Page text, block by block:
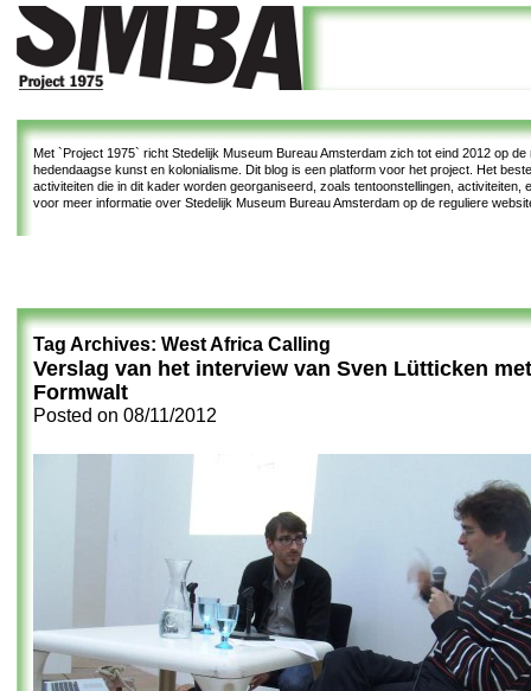
Met `Project 1975` richt Stedelijk Museum Bureau Amsterdam zich tot eind 2012 op
hedendaagse kunst en kolonialisme. Dit blog is een platform voor het project. Het
activiteiten die in dit kader worden georganiseerd, zoals tentoonstellingen,
voor meer informatie over Stedelijk Museum Bureau Amsterdam op de reguliere
Tag Archives: West Africa Calling
Verslag van het interview van Sven Lütticken
Formwalt
Posted on 08/11/2012